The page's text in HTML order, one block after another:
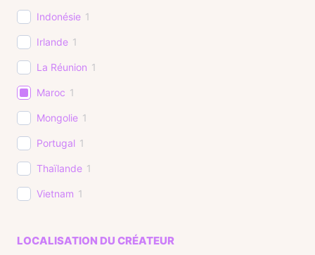
Indonésie 1
Irlande 1
La Réunion 1
Maroc 1
Mongolie 1
Portugal 1
Thaïlande 1
Vietnam 1
LOCALISATION DU CRÉATEUR